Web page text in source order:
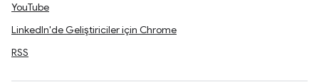
YouTube
LinkedIn'de Geliştiriciler için Chrome
RSS